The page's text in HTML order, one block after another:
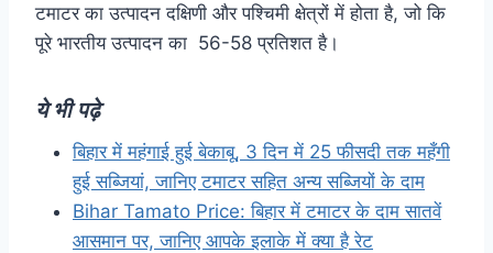
टमाटर का उत्पादन दक्षिणी और पश्चिमी क्षेत्रों में होता है, जो कि
पूरेभारतीय उत्पादन का 56-58 प्रतिशत है।
ये भी पढ़े
बिहार में महंगाई हुई बेकाबू, 3 दिन में 25 फीसदी तक महँगी
हुई सब्जियां, जानिए टमाटर सहित अन्य सब्जियों के दाम
Bihar Tamato Price: बिहार में टमाटर के दाम सातवें
आसमान पर, जानिए आपके इलाके में क्या है रेट